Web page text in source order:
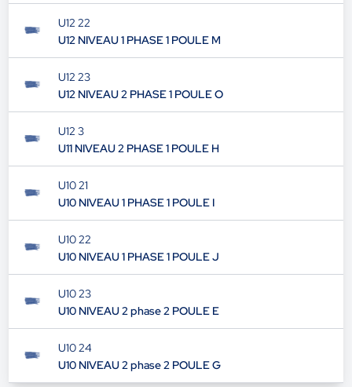
U12 22
U12 NIVEAU 1 PHASE 1 POULE M
U12 23
U12 NIVEAU 2 PHASE 1 POULE O
U12 3
U11 NIVEAU 2 PHASE 1 POULE H
U10 21
U10 NIVEAU 1 PHASE 1 POULE I
U10 22
U10 NIVEAU 1 PHASE 1 POULE J
U10 23
U10 NIVEAU 2 phase 2 POULE E
U10 24
U10 NIVEAU 2 phase 2 POULE G